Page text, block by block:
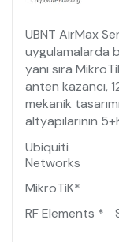
UBNT AirMax
uygulamalarda
yanı sıra
anten kazancı,
mekanik
altyapılarının
Ubiquiti
Networks
MikroTiK*
RF Elements *